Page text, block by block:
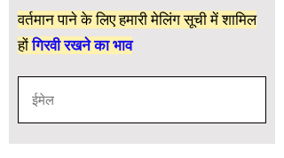
वर्तमान पाने के लिए हमारी मेलिंग सूची में शामिल
हों गिरवी रखने का भाव